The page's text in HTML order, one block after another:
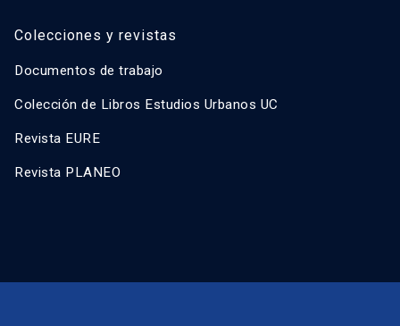
Colecciones y revistas
Documentos de trabajo
Colección de Libros Estudios Urbanos UC
Revista EURE
Revista PLANEO